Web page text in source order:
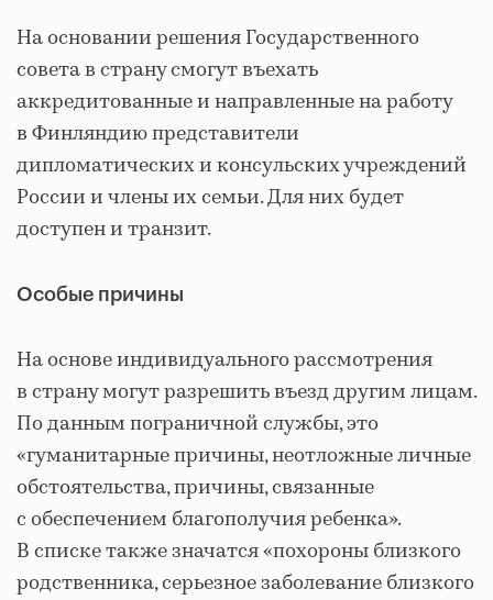
На основании решения Государственного
совета в страну смогут въехать
аккредитованные и направленные на работу
в Финляндию представители
дипломатических и консульских учреждений
России и члены их семьи. Для них будет
доступен и транзит.
Особые причины
На основе индивидуального рассмотрения
в страну могут разрешить въезд другим лицам.
По данным пограничной службы, это
«гуманитарные причины, неотложные личные
обстоятельства, причины, связанные
с обеспечением благополучия ребенка».
В списке также значатся «похороны близкого
родственника, серьезное заболевание близкого